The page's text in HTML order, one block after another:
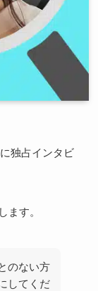
に独占インタビ
ます。
のない方
してくだ